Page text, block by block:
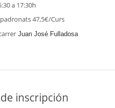
a 17:30h
47,5€/Curs
Juan José Fulladosa
inscripción